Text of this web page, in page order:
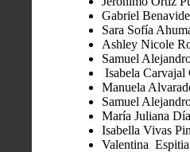
Gabriel
Sara Sofía
Ashley Nicole
Samuel
Isabela Carvajal
Manuela
Samuel
María Juliana
Isabella Vivas
Valentina